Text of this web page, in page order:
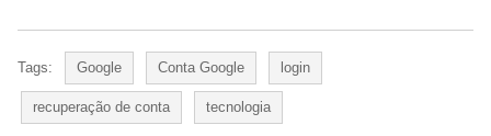
Tags: Google Conta Google login
recuperação de conta tecnologia